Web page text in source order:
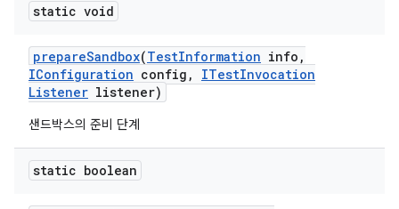
static void
prepareSandbox(TestInformation info ,
IConfiguration config , ITestInvocation
Listener listener)
샌드박스의 준비 단계
static boolean